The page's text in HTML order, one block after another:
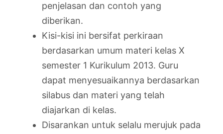
penjelasan dan contoh yang
diberikan.
Kisi-kisi ini bersifat perkiraan
berdasarkan umum materi kelas X
semester 1 Kurikulum 2013. Guru
dapat menyesuaikannya berdasarkan
silabus dan materi yang telah
diajarkan di kelas.
Disarankan untuk selalu merujuk pada